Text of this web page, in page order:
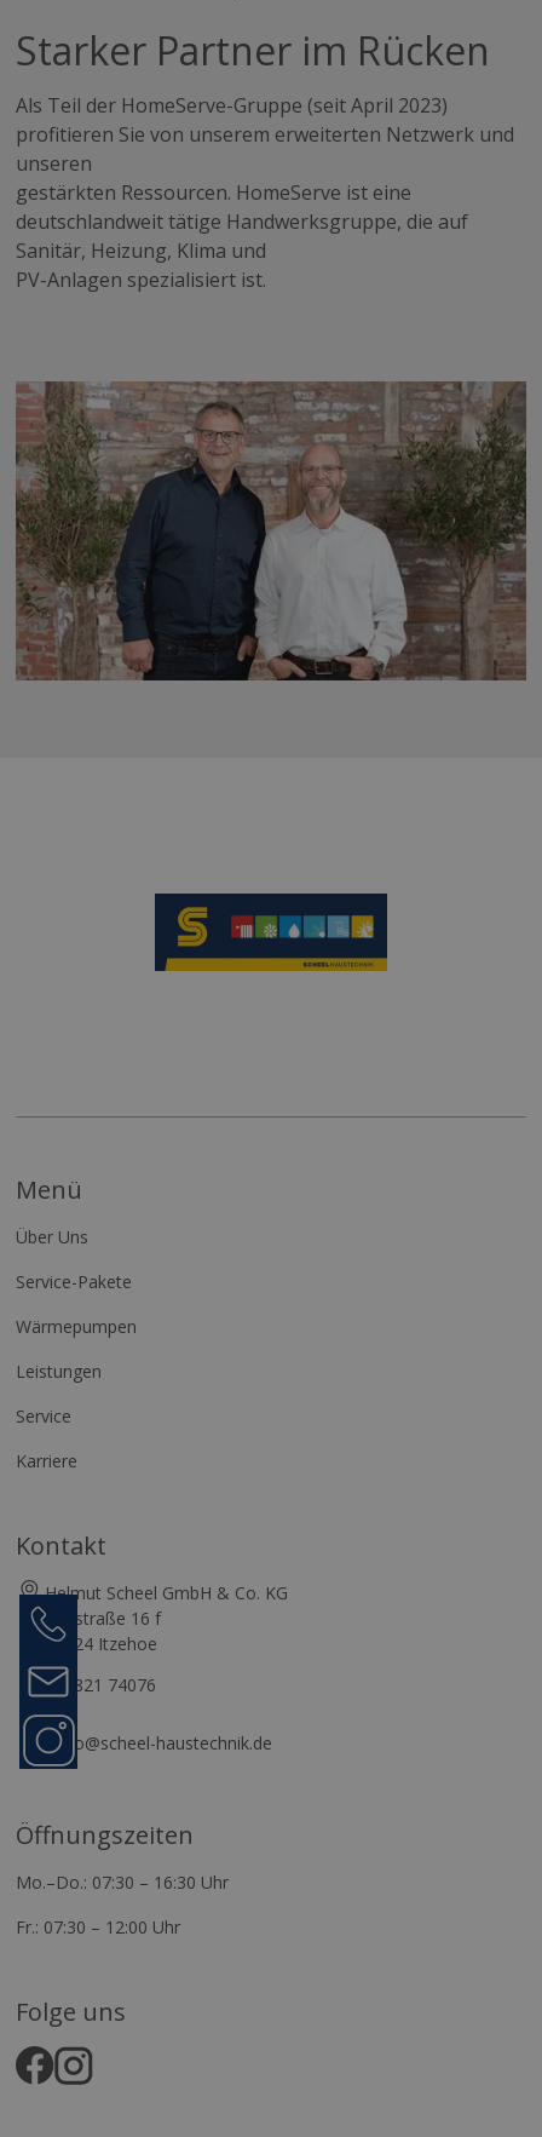
Starker Partner im Rücken
Als Teil der HomeServe-Gruppe (seit April 2023)
profitieren Sie von unserem erweiterten Netzwerk und
unseren
gestärkten Ressourcen. HomeServe ist eine
deutschlandweit tätige Handwerksgruppe, die auf
Sanitär, Heizung, Klima und
PV-Anlagen spezialisiert ist.
Menü
Über Uns
Service-Pakete
Wärmepumpen
Leistungen
Service
Karriere
Kontakt
Helmut Scheel GmbH & Co. KG
Gasstraße 16 f
25524 Itzehoe
04821 74076
info@scheel-haustechnik.de
Öffnungszeiten
Mo.–Do.: 07:30 – 16:30 Uhr
Fr.: 07:30 – 12:00 Uhr
Folge uns
Anrufen
04821
74076
Kontakt
uns